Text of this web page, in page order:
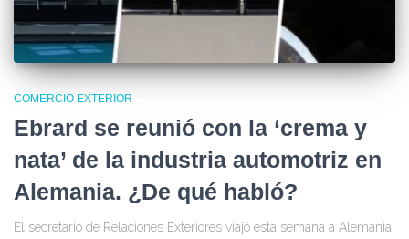
COMERCIO EXTERIOR
Ebrard se reunió con la ‘crema y
nata’ de la industria automotriz en
Alemania. ¿De qué habló?
El secretario de Relaciones Exteriores viajó esta semana a Alemania